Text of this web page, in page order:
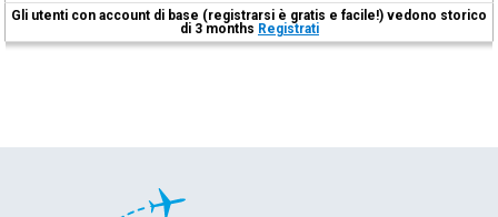
Gli utenti con account di base (registrarsi è gratis e facile!) vedono storico
di 3 months Registrati